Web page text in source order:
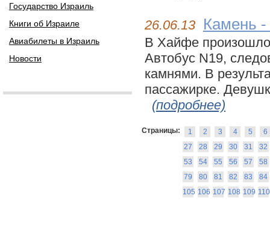
Государство Израиль
Книги об Израиле
Авиабилеты в Израиль
Новости
26.06.13 Камень -
В Хайфе произошло
Автобус N19,
камнями. В
пассажирке.
(подробнее)
Страницы: 1 2 3 4 5
6
27
28 29 30 31
32
53
54 55 56 57
58
79
80 81 82 83
84
105 106 107 108 109 110